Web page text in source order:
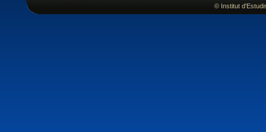
© Institut